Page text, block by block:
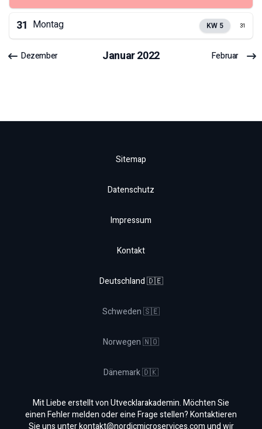
31 Montag KW 5 31
Dezember Januar2022 Februar
Sitemap
Datenschutz
Impressum
Kontakt
Deutschland 🇩🇪
Schweden 🇸🇪
Norwegen 🇳🇴
Dänemark 🇩🇰
Mit Liebe erstellt von Utvecklarakademin. Möchten Sie
einen Fehler melden oder eine Frage stellen? Kontaktieren
Sie uns unterkontakt@nordicmicroservices.comund wir